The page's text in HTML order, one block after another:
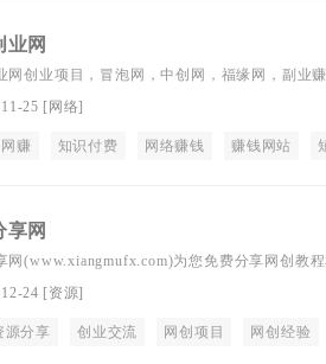
业网
网创业项目，冒泡网，中创网，福缘网，副业
创业网，小项目创业网，赚钱网站，赚钱项目资
25 [网络]
网赚 知识付费 网络赚钱 赚钱网站
知乎 网赚项目 SEO SEM 信息流
享网
网(www.xiangmufx.com)为您免费分享网创教
经验交流等，整合了知识付费VIP创业课程和自
频抖音快手教程、资源、源码、软件等，找项
24 [资源]
源分享 创业交流 网创项目 网创经验